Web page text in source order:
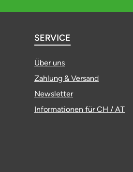
SERVICE
Über uns
Zahlung & Versand
Newsletter
Informationen für CH / AT